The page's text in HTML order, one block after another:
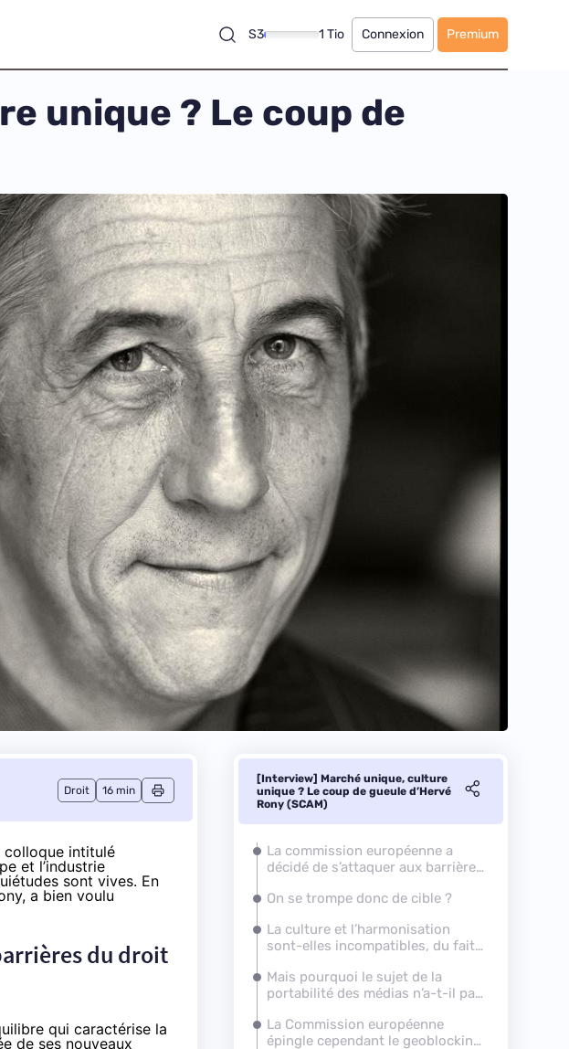
S3 1 Tio Connexion Premium
unique ? Le coup de
Droit 16 min
colloque intitulé
et l’industrie
sont vives. En
a bien voulu
du droit
qui caractérise la
de ses nouveaux
[Interview] Marché unique, culture
unique ? Le coup de gueule d’Hervé
Rony (SCAM)
La commission européenne a
décidé de s’attaquer aux barrières
inspire ce chantier ?
On se trompe donc de cible ?
La culture et l’harmonisation
sont-elles incompatibles, du fait
d’autoriser et d’interdire ?
Mais pourquoi le sujet de la
portabilité des médias n’a-t-il pas
La Commission européenne
épingle cependant le geoblocking